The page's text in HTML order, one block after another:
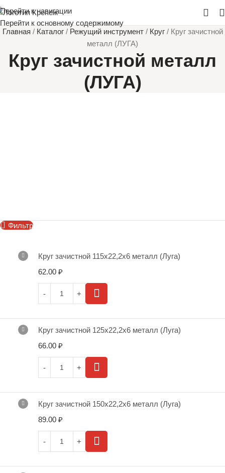
Перейти к навигации
Перейти к основному содержимому
Главная / Каталог/ Режущий инструмент/ Круг/ Круг зачистной
металл (ЛУГА)
Круг зачистной металл
(ЛУГА)
Фильтр
Круг зачистной 115х22,2х6 металл (Луга)
62.00 ₽
Круг зачистной 125х22,2х6 металл (Луга)
66.00 ₽
Круг зачистной 150х22,2х6 металл (Луга)
89.00 ₽